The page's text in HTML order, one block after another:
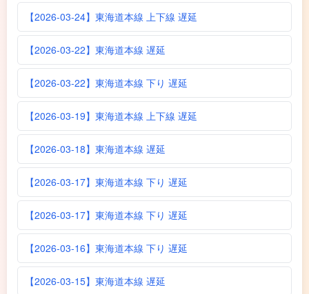
【2026-03-24】東海道本線 上下線 遅延
【2026-03-22】東海道本線 遅延
【2026-03-22】東海道本線 下り 遅延
【2026-03-19】東海道本線 上下線 遅延
【2026-03-18】東海道本線 遅延
【2026-03-17】東海道本線 下り 遅延
【2026-03-17】東海道本線 下り 遅延
【2026-03-16】東海道本線 下り 遅延
【2026-03-15】東海道本線 遅延